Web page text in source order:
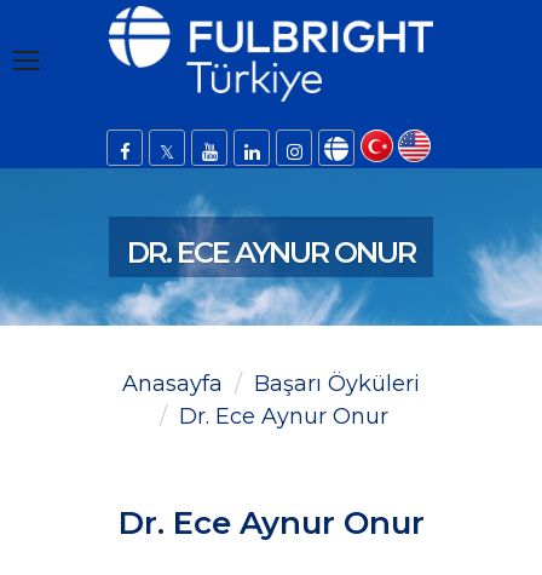
DR. ECE AYNUR ONUR
Anasayfa
Başarı Öyküleri
Dr. Ece Aynur Onur
Dr. Ece Aynur Onur